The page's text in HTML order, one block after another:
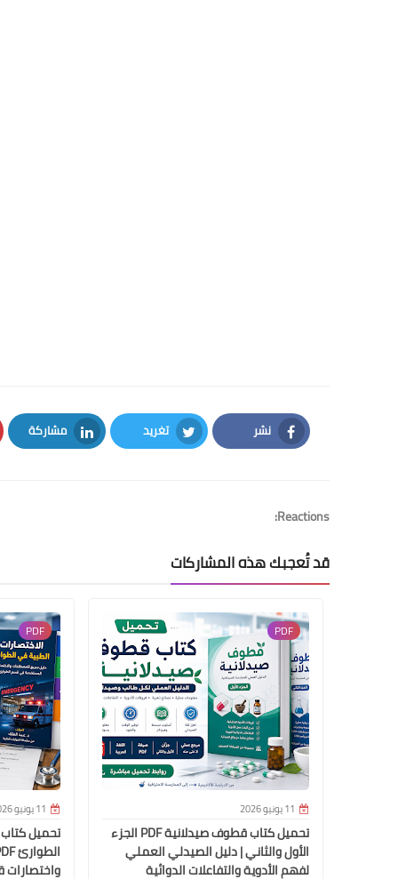
نشر
Facebook
تغريد
Twitter
مشاركة
LinkedIn
Reactions:
قد تُعجبك هذه المشاركات
PDF
11 يونيو 2026
تحميل كتاب قطوف صيدلانية PDF الجزء
الأول والثاني | دليل الصيدلي العملي
لفهم الأدوية والتفاعلات الدوائية
PDF
11 يونيو 2026
تحميل